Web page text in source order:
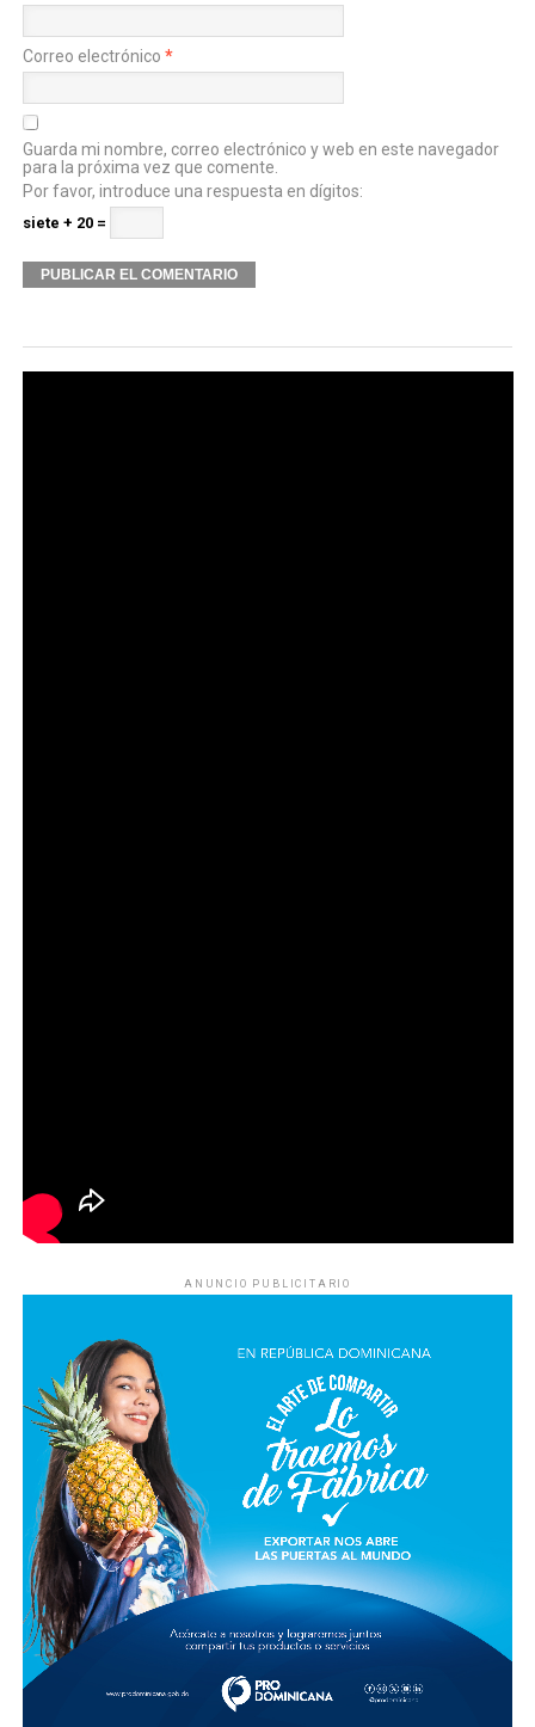
Correo electrónico *
Guarda mi nombre, correo electrónico y web en este navegador
para la próxima vez que comente.
Por favor, introduce una respuesta en dígitos:
siete + 20 =
ANUNCIO PUBLICITARIO